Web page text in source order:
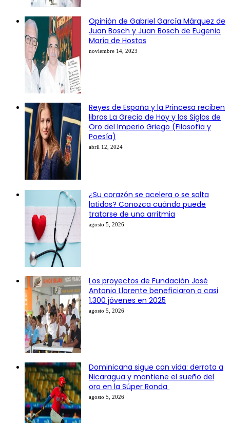
Opinión de Gabriel García Márquez de
Juan Bosch y Juan Bosch de Eugenio
María de Hostos
noviembre 14, 2023
Reyes de España y la Princesa reciben
libros La Grecia de Hoy y los Siglos de
Oro del Imperio Griego (Filosofía y
Poesía)
abril 12, 2024
¿Su corazón se acelera o se salta
latidos? Conozca cuándo puede
tratarse de una arritmia
agosto 5, 2026
Los proyectos de Fundación José
Antonio Llorente beneficiaron a casi
1.300 jóvenes en 2025
agosto 5, 2026
Dominicana sigue con vida: derrota a
Nicaragua y mantiene el sueño del
oro en la Súper Ronda
agosto 5, 2026